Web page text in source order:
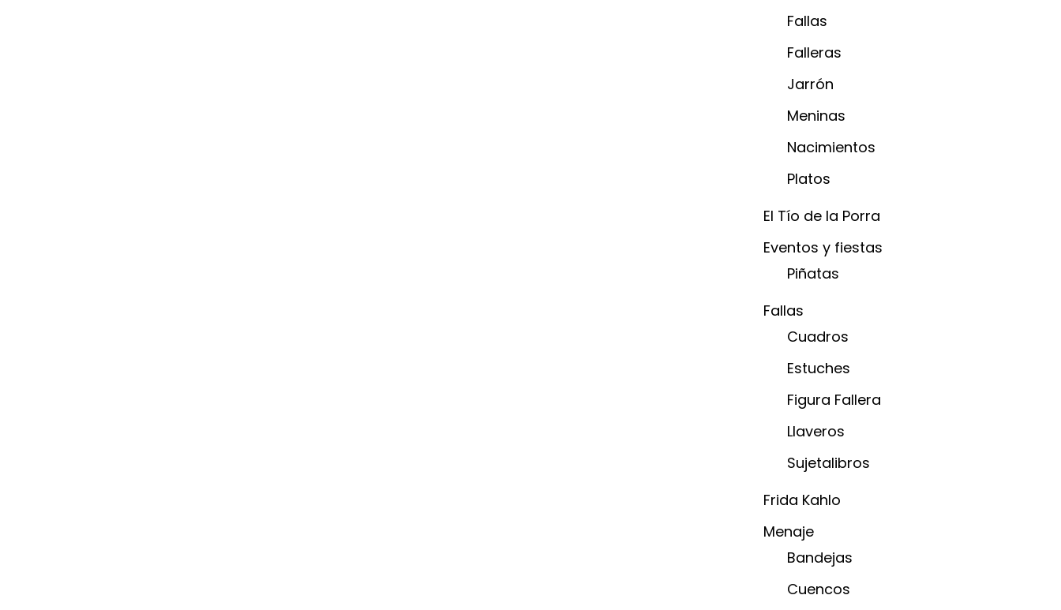
Fallas
Falleras
Jarrón
Meninas
Nacimientos
Platos
El Tío de la Porra
Eventos y fiestas
Piñatas
Fallas
Cuadros
Estuches
Figura Fallera
Llaveros
Sujetalibros
Frida Kahlo
Menaje
Bandejas
Cuencos